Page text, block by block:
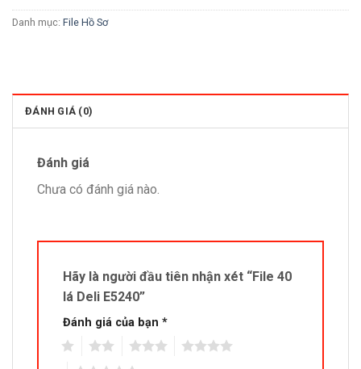
Danh mục: File Hồ Sơ
ĐÁNH GIÁ (0)
Đánh giá
Chưa có đánh giá nào.
Hãy là người đầu tiên nhận xét “File 40
lá Deli E5240”
Đánh giá của bạn *